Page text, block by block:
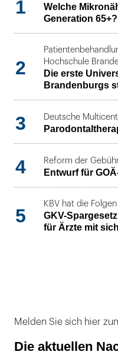
1
Welche
Generation 65+?
2
Hochschule
Die erste
Brandenburgs
3 Deutsche
4 Reform der
Entwurf für
5
KBV hat die
GKV-
für Ärzte mit sich
Melden Sie sich hier
Die aktuellen